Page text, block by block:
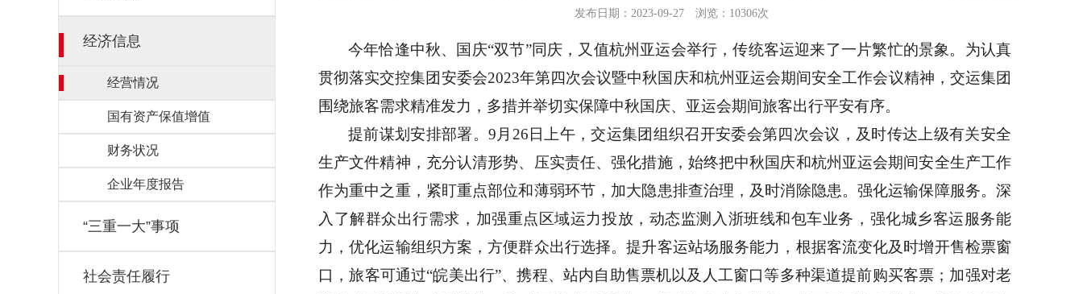
经济信息
经营情况
国有资产保值增值
财务状况
企业年度报告
“三重一大”事项
社会责任履行
发布日期：2023-09-27 浏览：10306次
今年恰逢中秋、国庆“双节”同庆，又值杭州亚运会举行，传统客运迎来了一片繁忙的景象。为认真
贯彻落实交控集团安委会2023年第四次会议暨中秋国庆和杭州亚运会期间安全工作会议精神，交运集团
围绕旅客需求精准发力，多措并举切实保障中秋国庆、亚运会期间旅客出行平安有序。
提前谋划安排部署。 9月26日上午，交运集团组织召开安委会第四次会议，及时传达上级有关安全
生产文件精神，充分认清形势、压实责任、强化措施，始终把中秋国庆和杭州亚运会期间安全生产工作
作为重中之重，紧盯重点部位和薄弱环节，加大隐患排查治理，及时消除隐患。 强化运输保障服务。深
入了解群众出行需求，加强重点区域运力投放，动态监测入浙班线和包车业务，强化城乡客运服务能
力，优化运输组织方案，方便群众出行选择。提升客运站场服务能力，根据客流变化及时增开售检票窗
口，旅客可通过“皖美出行”、携程、站内自助售票机以及人工窗口等多种渠道提前购买客票； 加强对老